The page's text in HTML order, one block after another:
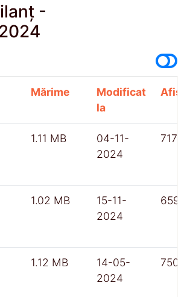
-
Mărime
Modificat
la
1.11 MB
04-11-
2024
717
1.02 MB
15-11-
2024
659
1.12 MB
14-05-
2024
750